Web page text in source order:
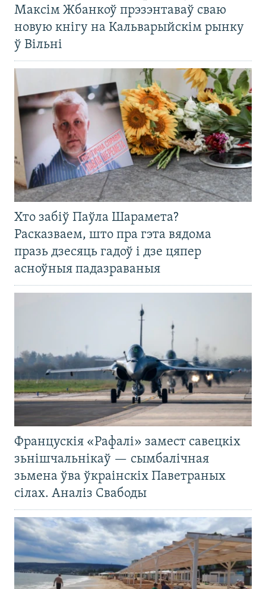
Максім Жбанкоў прэзэнтаваў сваю
новую кнігу на Кальварыйскім рынку
ў Вільні
Хто забіў Паўла Шарамета?
Расказваем, што пра гэта вядома
празь дзесяць гадоў і дзе цяпер
асноўныя падазраваныя
Францускія «Рафалі» замест савецкіх
зьнішчальнікаў — сымбалічная
зьмена ўва ўкраінскіх Паветраных
сілах. Аналіз Свабоды